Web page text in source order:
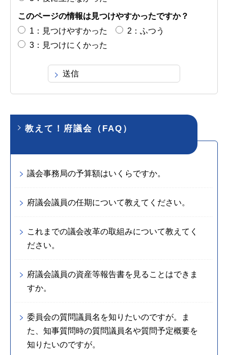
このページの情報は見つけやすかったですか？
1：見つけやすかった
2：ふつう
3：見つけにくかった
教えて！府議会（FAQ）
議会事務局の予算額はいくらですか。
府議会議員の任期について教えてください。
これまでの議会改革の取組みについて教えてく
ださい。
府議会議員の資産等報告書を見ることはできま
すか。
委員会の質問議員名を知りたいのですが。ま
た、知事質問時の質問議員名や質問予定概要を
知りたいのですが。